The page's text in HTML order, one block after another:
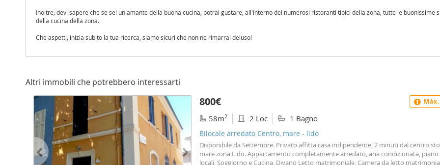
Inoltre, devi sapere che se sei un amante della buona cucina, potrai gustare, all'interno dei numerosi ristoranti tipici della zona, tutte le buonissime
della cucina della zona.
Che aspetti, inizia subito la tua ricerca, siamo sicuri che non ne rimarrai deluso!
Altri immobili che potrebbero interessarti
800€
58m2 2 Loc 1 Bagno
Bilocale arredato Centro, mare - lido
Disponibile da Settembre. Privato affitta casa indipendente, 2 minuti dal centro
mare zona Lido. Appartamento completamente arredato, aria condizionata, piano
locali, Soggiorno e Cucina, Divano Letto matrimoniale, Camera da letto